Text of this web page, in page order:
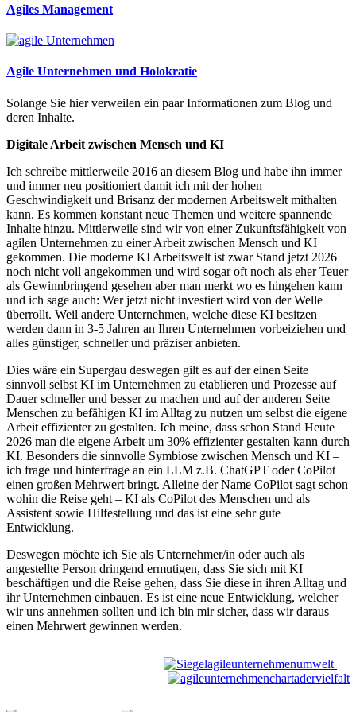
Agiles Management
Agile Unternehmen und Holokratie
Solange Sie hier verweilen ein paar Informationen zum Blog und
deren Inhalte.
Digitale Arbeit zwischen Mensch und KI
Ich schreibe mittlerweile 2016 an diesem Blog und habe ihn immer
und immer neu positioniert damit ich mit der hohen
Geschwindigkeit und Brisanz der modernen Arbeitswelt mithalten
kann. Es kommen konstant neue Themen und weitere spannende
Inhalte hinzu. Mittlerweile sind wir von einer Zukunftsfähigkeit von
agilen Unternehmen zu einer Arbeit zwischen Mensch und KI
gekommen. Die moderne KI Arbeitswelt ist zwar Stand jetzt 2026
noch nicht voll angekommen und wird sogar oft noch als eher Teuer
als Gewinnbringend gesehen aber man merkt wo es hingehen kann
und ich sage auch: Wer jetzt nicht investiert wird von der Welle
überrollt. Weil andere Unternehmen, welche diese KI besitzen
werden dann in 3-5 Jahren an Ihren Unternehmen vorbeiziehen und
alles günstiger, schneller und präziser anbieten.
Dies wäre ein Supergau deswegen gilt es auf der einen Seite
sinnvoll selbst KI im Unternehmen zu etablieren und Prozesse auf
Dauer schneller und besser zu machen und auf der anderen Seite
Menschen zu befähigen KI im Alltag zu nutzen um selbst die eigene
Arbeit effizienter zu gestalten. Ich meine, dass schon Stand Heute
2026 man die eigene Arbeit um 30% effizienter gestalten kann durch
KI. Besonders die sinnvolle Symbiose zwischen Mensch und KI –
ich frage und hinterfrage an ein LLM z.B. ChatGPT oder CoPilot
einen großen Mehrwert bringt. Alleine der Name CoPilot sagt schon
wohin die Reise geht – KI als CoPilot des Menschen und als
Assistent sowie Hilfestellung und das ist eine sehr gute
Entwicklung.
Deswegen möchte ich Sie als Unternehmer/in oder auch als
angestellte Person dringend ermutigen, dass Sie sich mit KI
beschäftigen und die Reise gehen, dass Sie diese in ihren Alltag und
ihr Unternehmen einbauen. Es ist eine neue Entwicklung, welcher
wir uns annehmen sollten und ich bin mir sicher, dass wir daraus
einen Mehrwert gewinnen werden.